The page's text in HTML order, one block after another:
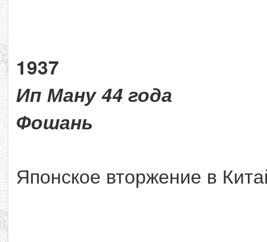
1937
Ип Ману 44 года
Фошань
Японское вторжение в